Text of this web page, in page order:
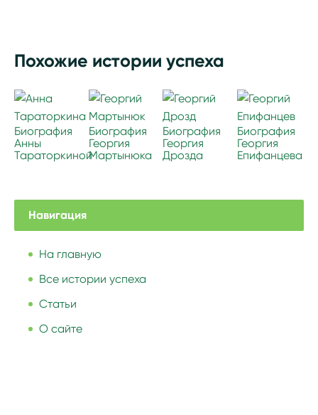
Похожие истории успеха
Биография
Анны
Тараторкиной
Биография
Георгия
Мартынюка
Биография
Георгия
Дрозда
Биография
Георгия
Епифанцева
Навигация
На главную
Все истории успеха
Статьи
О сайте